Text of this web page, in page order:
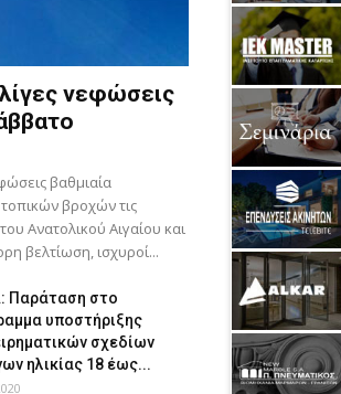
νεφώσεις
βαθμιαία
βροχών τις
Ανατολικού Αιγαίου και
βελτίωση, ισχυροί...
Παράταση στο
υποστήριξης
σχεδίων
ηλικίας 18 έως...